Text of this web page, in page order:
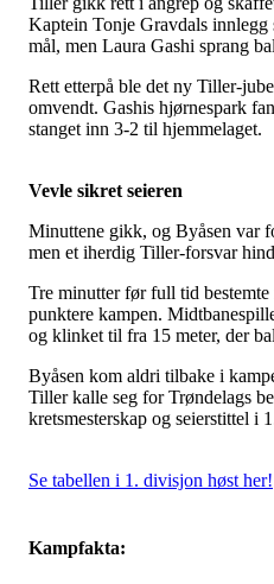
Kaptein Tonje Gravdals innlegg
mål, men Laura Gashi sprang
Rett etterpå ble det ny Tiller-
omvendt. Gashis hjørnespark
stanget inn 3-2 til hjemmelaget.
Vevle sikret seieren
Minuttene gikk, og Byåsen var
men et iherdig Tiller-forsvar
Tre minutter før full tid
punktere kampen.
og klinket til fra 15 meter, der
Byåsen kom aldri tilbake i
Tiller kalle seg for Trøndelags
kretsmesterskap og seierstittel i
Se tabellen i 1. divisjon høst her!
Kampfakta: